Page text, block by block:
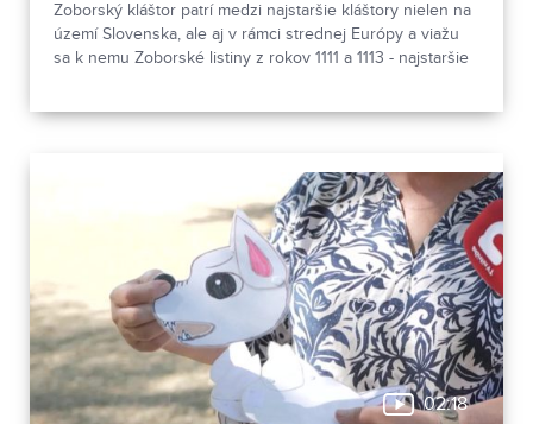
Zoborský kláštor patrí medzi najstaršie kláštory nielen na
území Slovenska, ale aj v rámci strednej Európy a viažu
sa k nemu Zoborské listiny z rokov 1111 a 1113 - najstaršie
02:18